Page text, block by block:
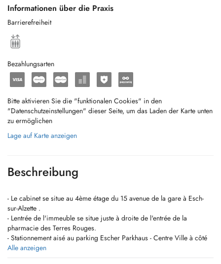
Informationen über die Praxis
Barrierefreiheit
Bezahlungsarten
Bitte aktivieren Sie die "funktionalen Cookies" in den
"Datenschutzeinstellungen" dieser Seite, um das Laden der Karte unten
zu ermöglichen
Lage auf Karte anzeigen
Beschreibung
- Le cabinet se situe au 4ème étage du 15 avenue de la gare à Esch-
sur-Alzette .
- Lentrée de l'immeuble se situe juste à droite de l'entrée de la
pharmacie des Terres Rouges.
- Stationnement aisé au parking Escher Parkhaus - Centre Ville à côté
du commissariat de police.
- Bien desservi par les transports en commun, arrêt Gare, Auberge de
Alle anzeigen